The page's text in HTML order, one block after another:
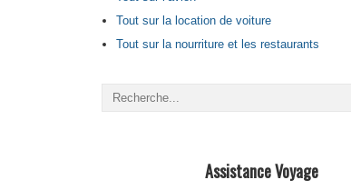
Tout sur la location de voiture
Tout sur la nourriture et les restaurants
Assistance Voyage